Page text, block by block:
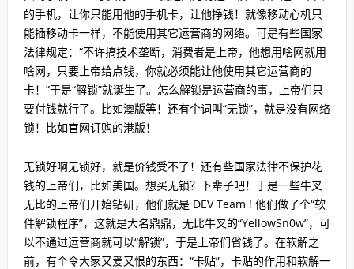
的手机，让你只能用他的手机卡，让他挣钱！就像移动心机只
能插移动卡一样，不能使用其它运营商的网络。可是有些国家
法律规定：“不许搞技术垄断，消费者是上帝，他想用啥网就用
啥网，只要上帝给点钱，你就必须能让他使用其它运营商的
卡！”于是“解锁”就诞生了。怎么解锁是运营商的事，上帝们只
要付钱就行了。比如澳版等！还有个词叫“无锁”，就是没有网络
锁！比如官网订购的港版！
无锁好啊无锁好，就是价钱受不了！还有些国家法律不保护花
钱的上帝们，比如美国。想买无锁？下辈子吧！于是一些牛叉
无比的上帝们开始钻研，他们就是 DEV Team ! 他们做了个“软
件解锁程序”，这就是大名鼎鼎，无比牛叉的“YellowSn0w”，可
以不通过运营商就可以“解锁”，于是上帝们省钱了。在软解之
前，有个令大家又爱又恨的东西：“卡贴”，卡贴的作用和软解一